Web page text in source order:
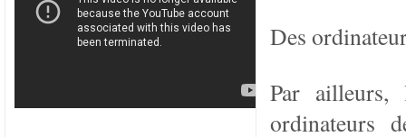
Des
Par ailleurs,
ordinateurs